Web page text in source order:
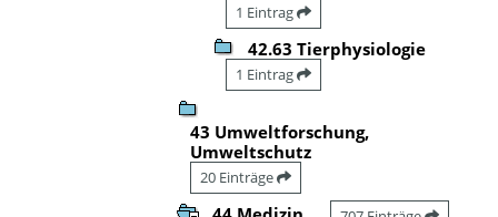
1 Eintrag
42.63 Tierphysiologie
1 Eintrag
43 Umweltforschung,
Umweltschutz
20 Einträge